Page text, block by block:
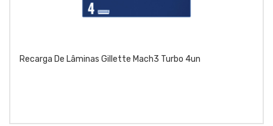
Recarga De Lâminas Gillette Mach3 Turbo 4un